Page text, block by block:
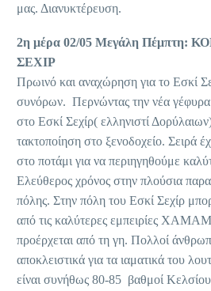
μας. Διανυκτέρευση.
2η μέρα 02/05 Μεγάλη Πέμπτη:
ΣΕΧΙΡ
Πρωινό και αναχώρηση για το Εσκί
συνόρων. Περνώντας την νέα
στο Εσκί Σεχίρ( ελληνιστί
τακτοποίηση στο ξενοδοχείο. Σειρά
στο ποτάμι για να περιηγηθούμε
Ελεύθερος χρόνος στην πλούσια
πόλης. Στην πόλη του Εσκί Σεχίρ
από τις καλύτερες εμπειρίες
προέρχεται από τη γη. Πολλοί
αποκλειστικά για τα ιαματικά του
είναι συνήθως 80-85 βαθμοί